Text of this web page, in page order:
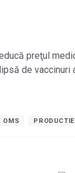
preţul
de vaccinuri
OMS